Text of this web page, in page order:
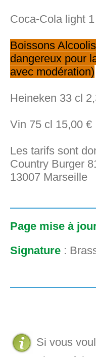
Coca-Cola light
Boissons
dangereux pour
avec modération)
Heineken 33 cl
Vin 75 cl 15,00 €
Les tarifs sont
Country Burger
13007 Marseille
Page mise à
Signature :
Si vous